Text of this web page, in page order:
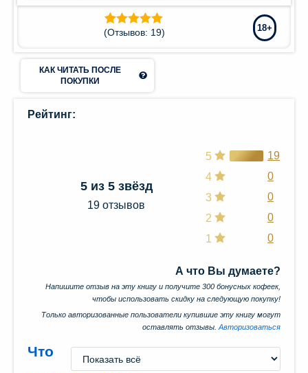
Рейтинг
основе
опроса
19
пользователей
(Отзывов: 19) 18+
КАК ЧИТАТЬ ПОСЛЕ
ПОКУПКИ
Рейтинг:
5 из 5 звёзд
19 отзывов
5
19
4
0
3
0
2
0
1
0
А что Вы думаете?
Напишите отзыв на эту книгу и получите 300 бонусных кофеек,
чтобы использовать скидку на следующую покупку!
Только авторизованные пользователи купившие эту книгу могут
оставлять отзывы. Авторизоваться
Что